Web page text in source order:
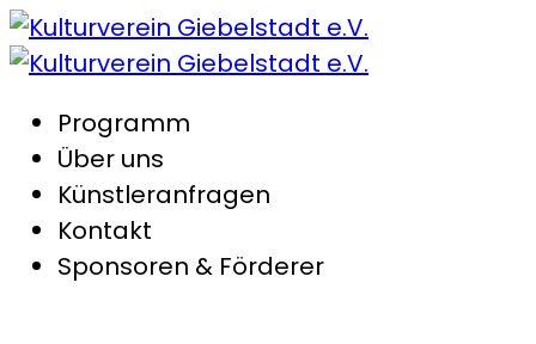
Programm
Über uns
Künstleranfragen
Kontakt
Sponsoren & Förderer